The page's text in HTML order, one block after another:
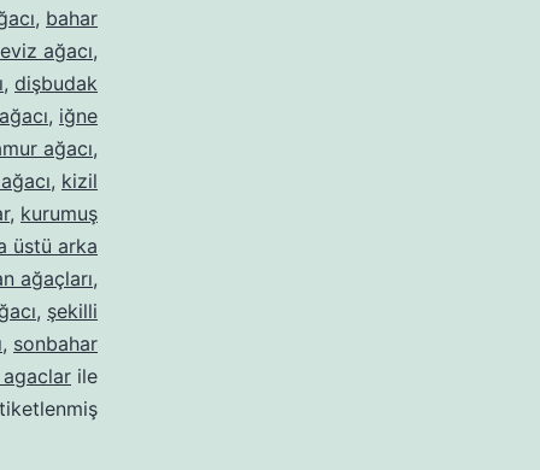
, bahar
ağacı,
, dişbudak
, iğne
ağacı,
, kizil
, kurumuş
üstü arka
ağaçları,
, şekilli
, sonbahar
ile